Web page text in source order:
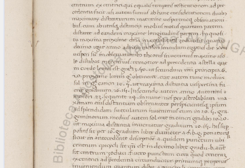
(the underscore) is the placeholder
for exactly one character.
(the percent sign) is the
placeholder for no, one or more
than one character.
(two percent signs) is the
placeholder for no, one or more
than one character, but not for
blank space (so that a search ends
at word boundaries).
🔎︎
Start
Project
Team
News
Jobs
Publications
Conference
Arabic Works
Arabic Manuscripts